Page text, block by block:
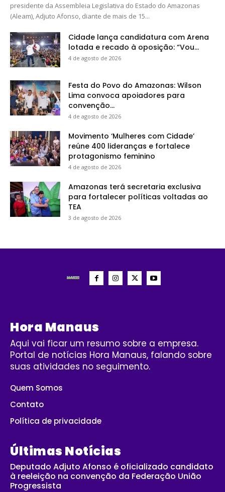
presidente da Assembleia Legislativa do Estado do Amazonas
(Aleam), Adjuto Afonso, diante de mais de 15...
Cidade lança candidatura com Arena
lotada e recado à oposição: “Vou...
4 de agosto de 2026
Festa do Povo do Amazonas: Wilson
Lima convoca apoiadores para
convenção...
4 de agosto de 2026
Movimento ‘Mulheres com Cidade’
reúne 400 lideranças e fortalece
protagonismo feminino
4 de agosto de 2026
Amazonas terá secretaria exclusiva
para fortalecer políticas voltadas ao
TEA
3 de agosto de 2026
Hora Manaus
Aqui vai ficar um resumo sobre a empresa.
Portal de notícias Hora Manaus, falando sobre
suas atividades no seguimento.
Quem Somos
Contato
Política de privacidade
Últimas Notícias
Deputado Adjuto Afonso é oficializado candidato
à reeleição na convenção da Federação União
Progressista